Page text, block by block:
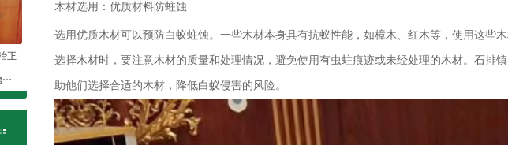
正
木材选用：优质材料防蛀蚀
选用优质木材可以预防白蚁蛀蚀。一些木材本身具有抗蚁性能，如樟木、红木等，使用这些
选择木材时，要注意木材的质量和处理情况，避免使用有虫蛀痕迹或未经处理的木材。石排
助他们选择合适的木材，降低白蚁侵害的风险。